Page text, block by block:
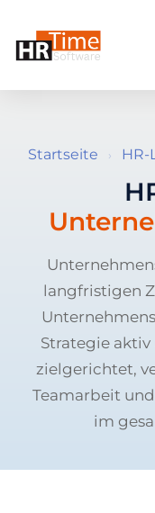
Startseite › HR-
langfristigen
Strategie
zielgerichtet,
Teamarbeit
im